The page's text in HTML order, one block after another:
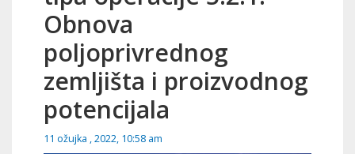
Obnova
poljoprivrednog
zemljišta i proizvodnog
potencijala
11 ožujka , 2022, 10:58 am